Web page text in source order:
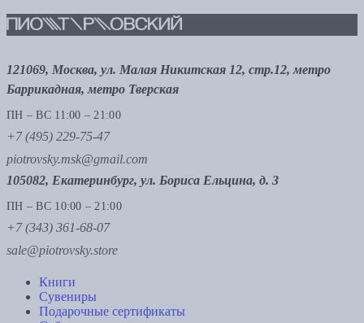
121069, Москва, ул. Малая Никитская 12, стр.12, метро
Баррикадная, метро Тверская
ПН – ВС 11:00 – 21:00
+7 (495) 229-75-47
piotrovsky.msk@gmail.com
105082, Екатеринбург, ул. Бориса Ельцина, д. 3
ПН – ВС 10:00 – 21:00
+7 (343) 361-68-07
sale@piotrovsky.store
Книги
Сувениры
Подарочные сертификаты